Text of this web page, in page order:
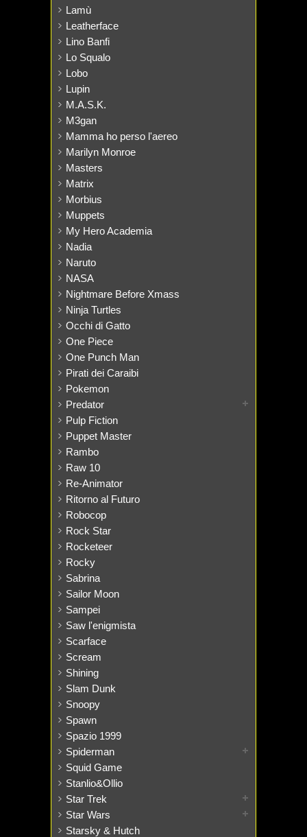
Lamù
Leatherface
Lino Banfi
Lo Squalo
Lobo
Lupin
M.A.S.K.
M3gan
Mamma ho perso l'aereo
Marilyn Monroe
Masters
Matrix
Morbius
Muppets
My Hero Academia
Nadia
Naruto
NASA
Nightmare Before Xmass
Ninja Turtles
Occhi di Gatto
One Piece
One Punch Man
Pirati dei Caraibi
Pokemon
Predator
Pulp Fiction
Puppet Master
Rambo
Raw 10
Re-Animator
Ritorno al Futuro
Robocop
Rock Star
Rocketeer
Rocky
Sabrina
Sailor Moon
Sampei
Saw l'enigmista
Scarface
Scream
Shining
Slam Dunk
Snoopy
Spawn
Spazio 1999
Spiderman
Squid Game
Stanlio&Ollio
Star Trek
Star Wars
Starsky & Hutch